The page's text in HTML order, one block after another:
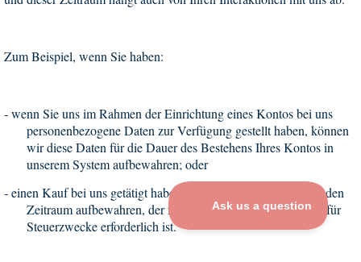
Zum Beispiel, wenn Sie haben:
-wenn Sie uns im Rahmen der Einrichtung eines Kontos bei uns
personenbezogene Daten zur Verfügung gestellt haben, können
wir diese Daten für die Dauer des Bestehens Ihres Kontos in
unserem System aufbewahren; oder
-einen Kauf bei uns getätigt haben, werden wir Ihren Kauf für den
Zeitraum aufbewahren, der für die Rechnungsstellung und für
Steuerzwecke erforderlich ist.